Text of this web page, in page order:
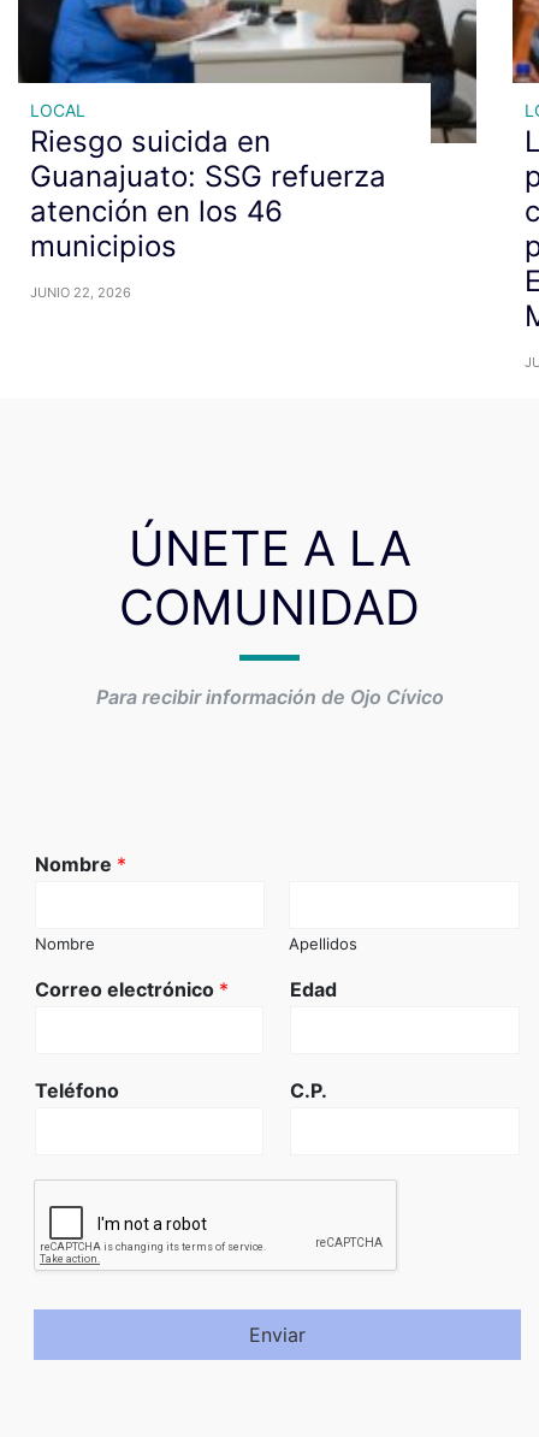
LOCAL
Riesgo suicida en
Guanajuato: SSG refuerza
atención en los 46
municipios
JUNIO 22, 2026
ÚNETE A LA
COMUNIDAD
Para recibir información de Ojo Cívico
Nombre *
Nombre Apellidos
Correo electrónico * Edad
Teléfono C.P.
Enviar